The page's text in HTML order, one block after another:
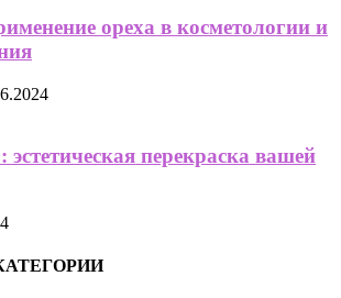
ореха в косметологии и
перекраска вашей